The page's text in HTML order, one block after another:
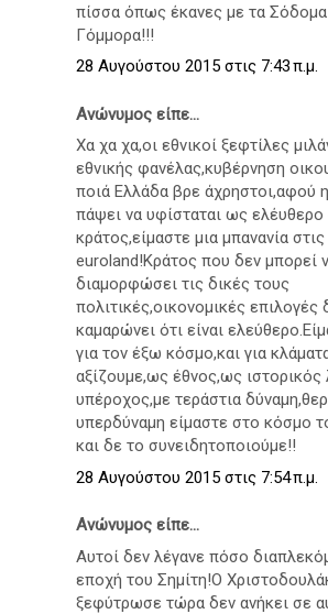
πίσσα όπως έκανες με τα Σόδομα
Γόμμορα!!!
28 Αυγούστου 2015 στις 7:43 π.μ.
Ανώνυμος είπε...
Χα χα χα,οι εθνικοί ξεφτίλες
εθνικής φανέλας,κυβέρνηση
ποιά Ελλάδα βρε άχρηστοι,αφού
πάψει να υφίσταται ως ελέυθερο
κράτος,είμαστε μια μπανανία
euroland!Κράτος που δεν μπορεί
διαμορφώσει τις δικές τους
πολιτικές,οικονομικές επιλογές
καμαρώνει ότι είναι
για τον έξω κόσμο,και για
αξίζουμε,ως έθνος,ως
υπέροχος,με τεράστια
υπερδύναμη είμαστε στο κόσμο
και δε το συνειδητοποιούμε!!
28 Αυγούστου 2015 στις 7:54 π.μ.
Ανώνυμος είπε...
Αυτοί δεν λέγανε πόσο
εποχή του Σημίτη!Ο
ξεφύτρωσε τώρα δεν ανήκει σε